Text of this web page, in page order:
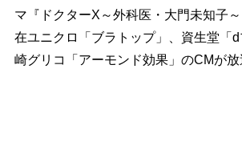
マ『ドクターX～外科医・大門未知子
在ユニクロ「ブラトップ」、資生堂「
崎グリコ「アーモンド効果」のCMが放